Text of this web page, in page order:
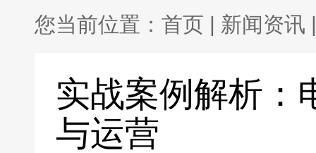
您当前位置： 首页 | 新闻资讯 |
实战案例解析：
与运营